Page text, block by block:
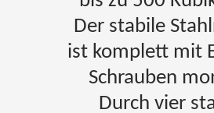
Der stabile
ist komplett mit
Schrauben
Durch vier